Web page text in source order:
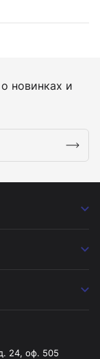
новинках и
24, оф. 505